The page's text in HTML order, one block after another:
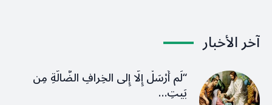
آخر الأخبار
“لَم أُرْسَلْ إِلَّا إِلى الخِرافِ الضَّالَّةِ مِن
بَيتِ…